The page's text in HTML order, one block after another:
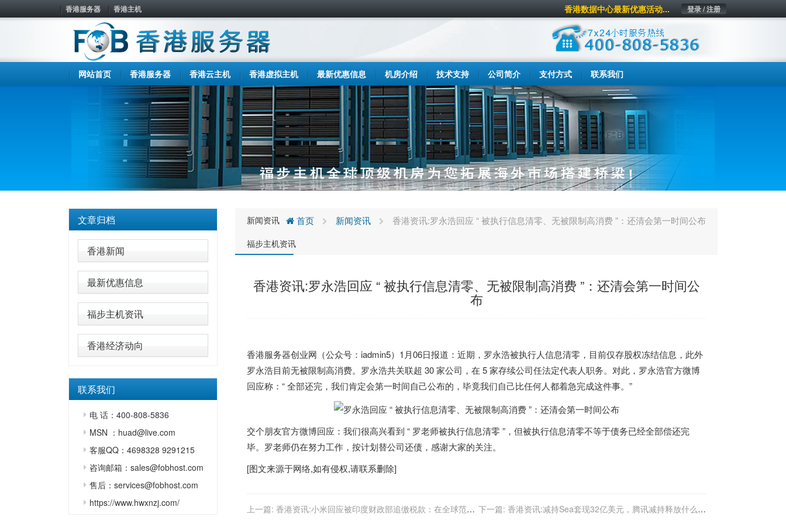
香港服务器 香港主机 登录 / 注册
香港数据中心最新优惠活动...
网站首页 香港服务器 香港云主机 香港虚拟主机 最新优惠信息 机房介绍 技术支持 公司简介 支付方式 联系我们
文章归档
香港新闻
最新优惠信息
福步主机资讯
香港经济动向
联系我们
电 话：400-808-5836
MSN ：huad@live.com
客服QQ：4698328 9291215
咨询邮箱：sales@fobhost.com
售后：services@fobhost.com
https://www.hwxnzj.com/
新闻资讯
福步主机资讯
首页 新闻资讯 香港资讯:罗永浩回应 “ 被执行信息清零、无被限制高消费 ”：还清会第一时间公布
香港资讯:罗永浩回应 “ 被执行信息清零、无被限制高消费 ”：还清会第一时间公
布
香港服务器创业网（公众号：iadmin5）1月06日报道：近期，罗永浩被执行人信息清零，目前仅存股权冻结信息，此外
罗永浩目前无被限制高消费。罗永浩共关联超 30 家公司，在 5 家存续公司任法定代表人职务。对此，罗永浩官方微博
回应称：“ 全部还完，我们肯定会第一时间自己公布的，毕竟我们自己比任何人都着急完成这件事。”
交个朋友官方微博回应：我们很高兴看到 “ 罗老师被执行信息清零 ”，但被执行信息清零不等于债务已经全部偿还完
毕。罗老师仍在努力工作，按计划替公司还债，感谢大家的关注。
[图文来源于网络,如有侵权,请联系删除]
上一篇: 香港资讯:小米回应被印度财政部追缴税款：在全球范围 下一篇: 香港资讯:减持Sea套现32亿美元，腾讯减持释放什么信